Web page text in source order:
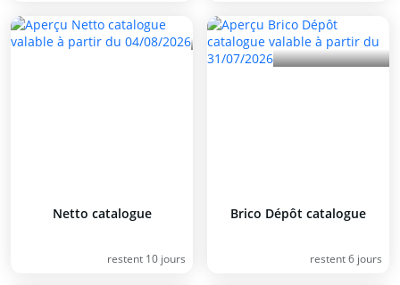
Netto catalogue
restent 10 jours
Brico Dépôt catalogue
restent 6 jours